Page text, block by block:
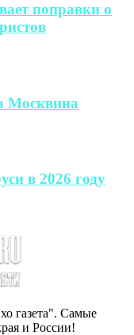
поправки о
Москвина
в 2026 году
газета". Самые
и России!